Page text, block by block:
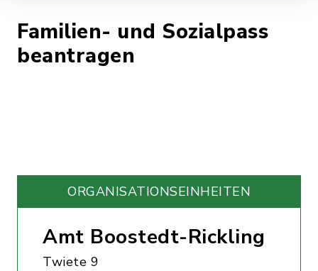
Familien- und Sozialpass
beantragen
ORGANISATIONS­EINHEITEN
Amt Boostedt-Rickling
Twiete 9